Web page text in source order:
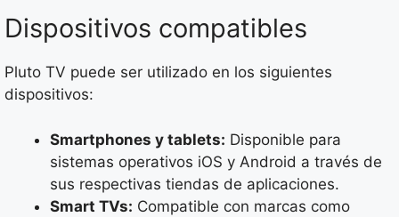
Dispositivos compatibles
Pluto TV puede ser utilizado en los siguientes
dispositivos:
Smartphones y tablets: Disponible para
sistemas operativos iOS y Android a través de
sus respectivas tiendas de aplicaciones.
Smart TVs: Compatible con marcas como